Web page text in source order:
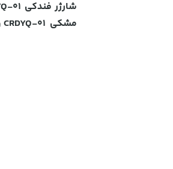
مشکی CRDYQ-01 و نقره ای CRDYQ-0S میباشد.